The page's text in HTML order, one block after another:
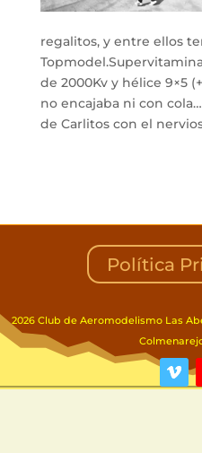
regalitos, y entre ellos
de 2000Kv y hélice 9×5
no encajaba ni con
de Carlitos con el
Política
2026 Club de Aeromodelismo Las